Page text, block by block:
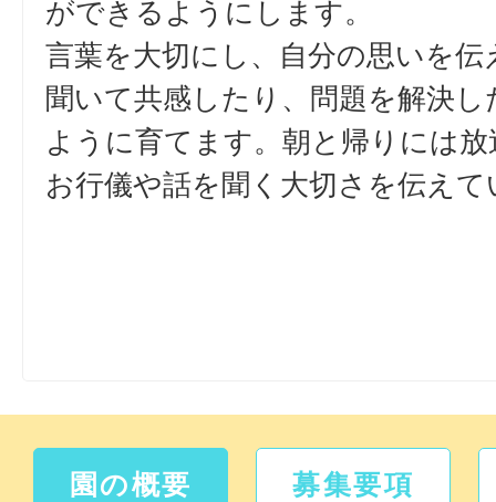
ができるようにします。
言葉を大切にし、自分の思いを伝
聞いて共感したり、問題を解決
ように育てます。朝と帰りには
お行儀や話を聞く大切さを伝えて
園の概要 募集要項